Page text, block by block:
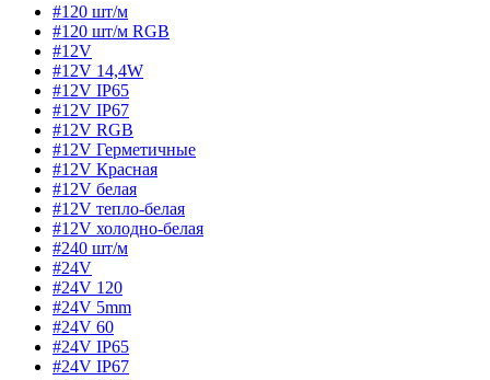
#120 шт/м
#120 шт/м RGB
#12V
#12V 14,4W
#12V IP65
#12V IP67
#12V RGB
#12V Герметичные
#12V Красная
#12V белая
#12V тепло-белая
#12V холодно-белая
#240 шт/м
#24V
#24V 120
#24V 5mm
#24V 60
#24V IP65
#24V IP67